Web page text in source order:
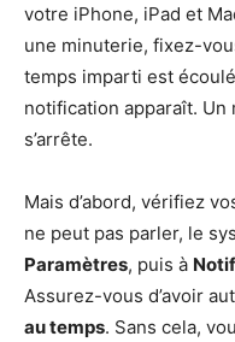
votre iPhone, iPad et
une minuterie, fixez-
temps imparti est
notification apparaît.
s’arrête.
Mais d’abord, vérifiez
ne peut pas parler, le
Paramètres, puis à
Assurez-vous d’avoir
au temps. Sans cela,